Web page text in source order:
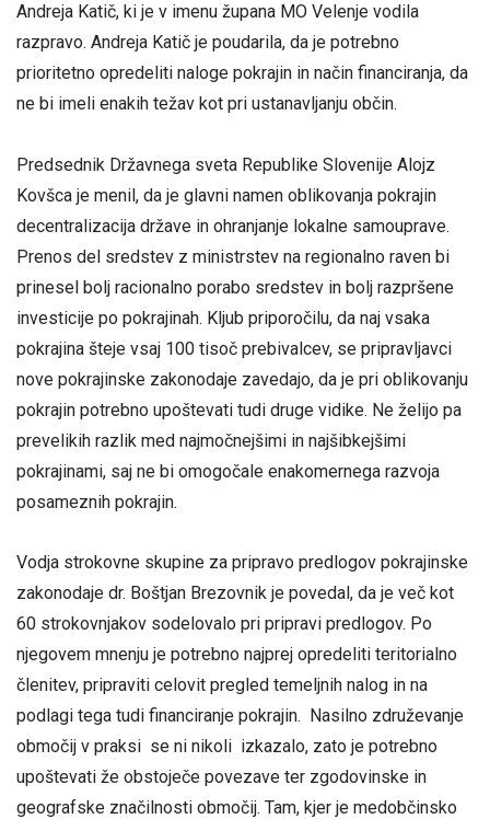
Andreja Katič, ki je v imenu župana MO Velenje vodila
razpravo. Andreja Katič je poudarila, da je potrebno
prioritetno opredeliti naloge pokrajin in način financiranja, da
ne bi imeli enakih težav kot pri ustanavljanju občin.
Predsednik Državnega sveta Republike Slovenije Alojz
Kovšca je menil, da je glavni namen oblikovanja pokrajin
decentralizacija države in ohranjanje lokalne samouprave.
Prenos del sredstev z ministrstev na regionalno raven bi
prinesel bolj racionalno porabo sredstev in bolj razpršene
investicije po pokrajinah. Kljub priporočilu, da naj vsaka
pokrajina šteje vsaj 100 tisoč prebivalcev, se pripravljavci
nove pokrajinske zakonodaje zavedajo, da je pri oblikovanju
pokrajin potrebno upoštevati tudi druge vidike. Ne želijo pa
prevelikih razlik med najmočnejšimi in najšibkejšimi
pokrajinami, saj ne bi omogočale enakomernega razvoja
posameznih pokrajin.
Vodja strokovne skupine za pripravo predlogov pokrajinske
zakonodaje dr. Boštjan Brezovnik je povedal, da je več kot
60 strokovnjakov sodelovalo pri pripravi predlogov. Po
njegovem mnenju je potrebno najprej opredeliti teritorialno
členitev, pripraviti celovit pregled temeljnih nalog in na
podlagi tega tudi financiranje pokrajin. Nasilno združevanje
območij v praksi se ni nikoli izkazalo, zato je potrebno
upoštevati že obstoječe povezave ter zgodovinske in
geografske značilnosti območij. Tam, kjer je medobčinsko